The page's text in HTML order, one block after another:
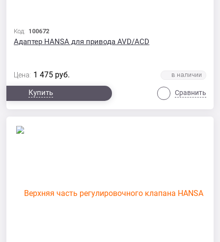
Код: 100672
Адаптер HANSA для привода AVD/ACD
Цена: 1 475 руб.
Купить Сравнить